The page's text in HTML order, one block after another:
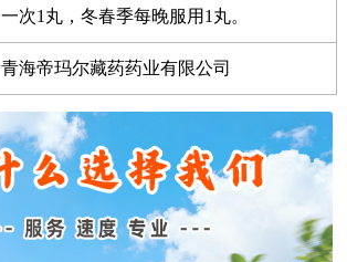
一次1丸，冬春季每晚服用1丸。
青海帝玛尔藏药药业有限公司